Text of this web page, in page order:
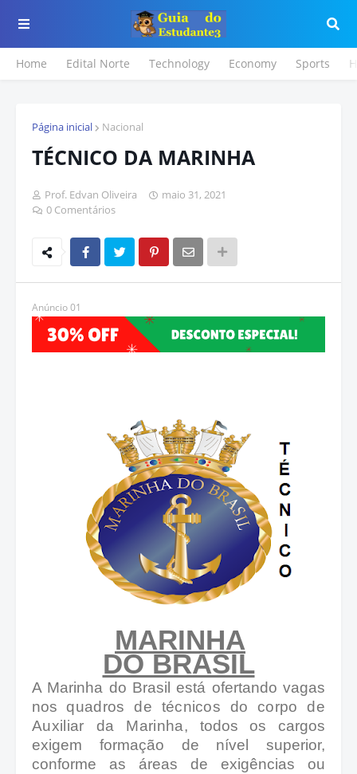
Home Edital Norte Technology Economy Sports
Página inicial Nacional
TÉCNICO DA MARINHA
Prof. Edvan Oliveira
maio 31, 2021
0 Comentários
Anúncio 01
MARINHA
DO BRASIL
A Marinha do Brasil está ofertando vagas
nosquadros de técnicos do corpo de
Auxiliar da Marinha, todos os cargos
exigem formação de nível superior,
conforme as áreas de exigências ou